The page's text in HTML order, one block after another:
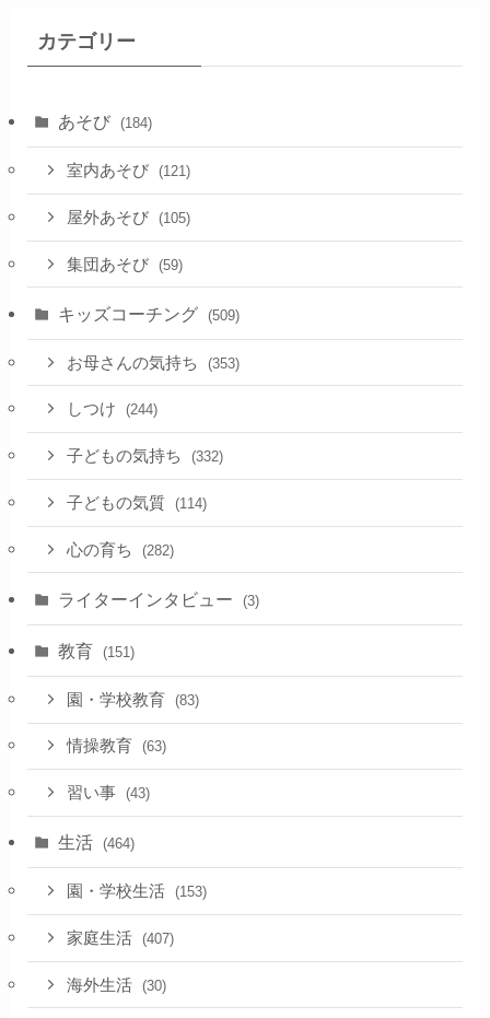
カテゴリー
あそび (184)
室内あそび (121)
屋外あそび (105)
集団あそび (59)
キッズコーチング (509)
お母さんの気持ち (353)
しつけ (244)
子どもの気持ち (332)
子どもの気質 (114)
心の育ち (282)
ライターインタビュー (3)
教育 (151)
園・学校教育 (83)
情操教育 (63)
習い事 (43)
生活 (464)
園・学校生活 (153)
家庭生活 (407)
海外生活 (30)